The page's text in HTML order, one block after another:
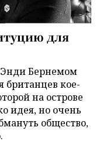
для
Энди Бернемом
британцев кое-
на острове
идея, но очень
общество,